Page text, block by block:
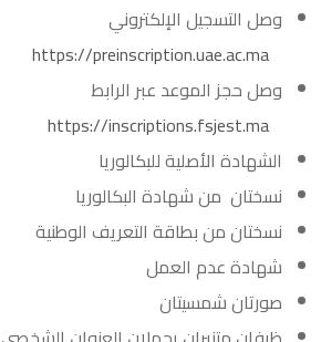
وصل التسجيل الإلكتروني
https://preinscription.uae.ac.ma
وصل حجز الموعد عبر الرابط
https://inscriptions.fsjest.ma
الشهادة الأصلية للبكالوريا
نسختان من شهادة البكالوريا
نسختان من بطاقة التعريف الوطنية
شهادة عدم العمل
صورتان شمسيتان